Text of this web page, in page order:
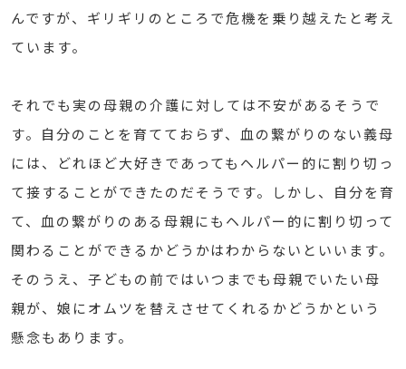
んですが、ギリギリのところで危機を乗り越えたと考え
ています。
それでも実の母親の介護に対しては不安があるそうで
す。自分のことを育てておらず、血の繋がりのない義母
には、どれほど大好きであってもヘルパー的に割り切っ
て接することができたのだそうです。しかし、自分を育
て、血の繋がりのある母親にもヘルパー的に割り切って
関わることができるかどうかはわからないといいます。
そのうえ、子どもの前ではいつまでも母親でいたい母
親が、娘にオムツを替えさせてくれるかどうかという
懸念もあります。